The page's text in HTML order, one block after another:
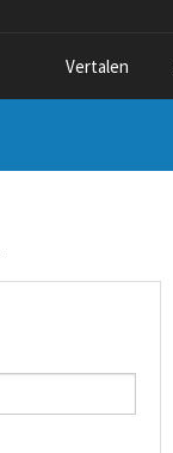
Vertalen